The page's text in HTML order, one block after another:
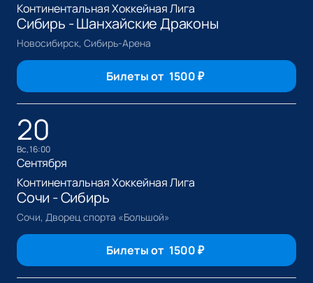
Континентальная Хоккейная Лига
Сибирь - Шанхайские Драконы
Новосибирск, Сибирь-Арена
Билеты от 1500₽
20
вс, 16:00
Сентября
Континентальная Хоккейная Лига
Сочи - Сибирь
Сочи, Дворец спорта «Большой»
Билеты от 1500₽